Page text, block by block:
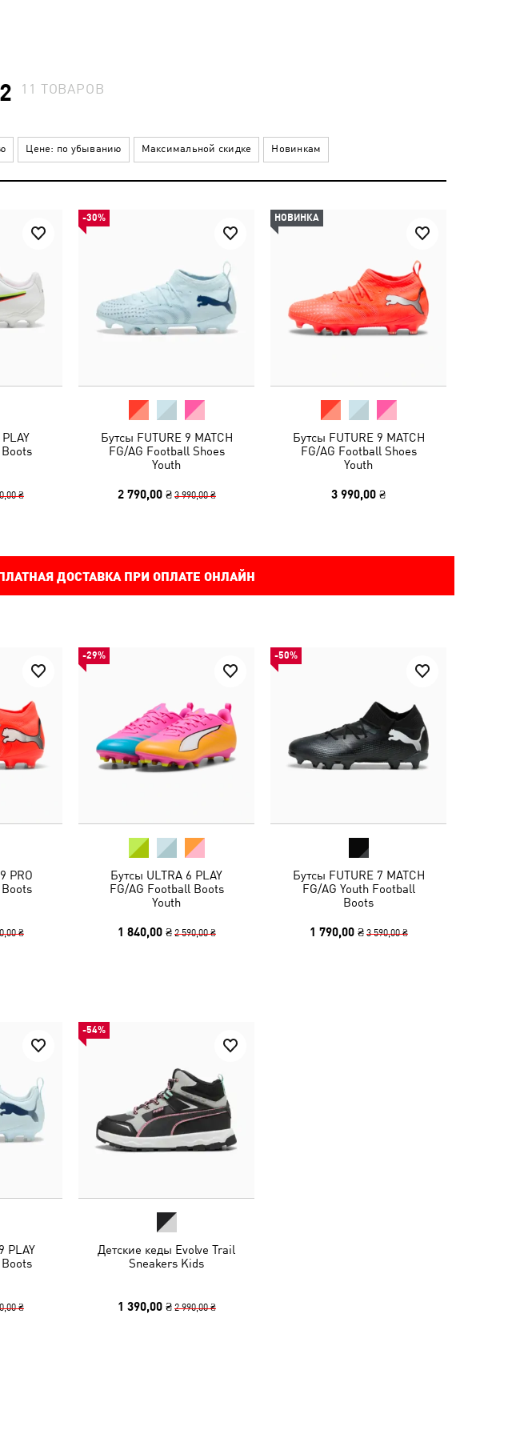
11 ТОВАРОВ
Цене: по убыванию Максимальной скидке Новинкам
₴
-30%
Бутсы FUTURE 9 MATCH
FG/AG Football Shoes
Youth
2 790,00 ₴ 3 990,00 ₴
НОВИНКА
Бутсы FUTURE 9 MATCH
FG/AG Football Shoes
Youth
3 990,00 ₴
ДОСТАВКА ПРИ ОПЛАТЕ ОНЛАЙН
PRO
₴
-29%
Бутсы ULTRA 6 PLAY
FG/AG Football Boots
Youth
1 840,00 ₴ 2 590,00 ₴
-50%
Бутсы FUTURE 7 MATCH
FG/AG Youth Football
Boots
1 790,00 ₴ 3 590,00 ₴
PLAY
₴
-54%
Детские кеды Evolve Trail
Sneakers Kids
1 390,00 ₴ 2 990,00 ₴